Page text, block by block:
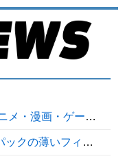
回」と聞いて真っ先に思い浮かぶのは？
に入っていの？って聞くわけ」